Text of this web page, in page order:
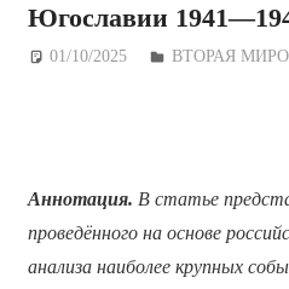
Югославии
01/10/2025 Дежурный по
ВТОРАЯ
Аннотация. В статье
проведённого на основе
анализа наиболее крупных